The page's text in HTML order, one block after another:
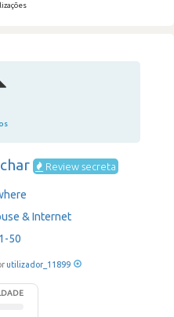
Review secreta
& Internet
50
utilizador_11899